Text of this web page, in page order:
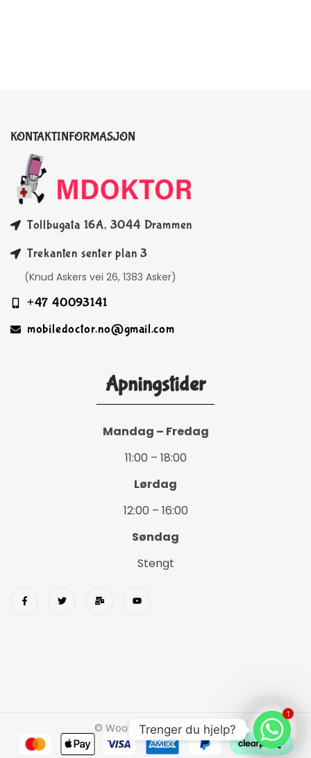
KONTAKTINFORMASJON
Tollbugata 16A, 3044 Drammen
Trekanten senter plan 3
(Knud Askers vei 26, 1383 Asker)
+47 40093141
mobiledoctor.no@gmail.com
Åpningstider
Mandag – Fredag
11:00 – 18:00
Lørdag
12:00 – 16:00
Søndag
Stengt
© Wookids 2023 Woostify
1
Trenger du hjelp?